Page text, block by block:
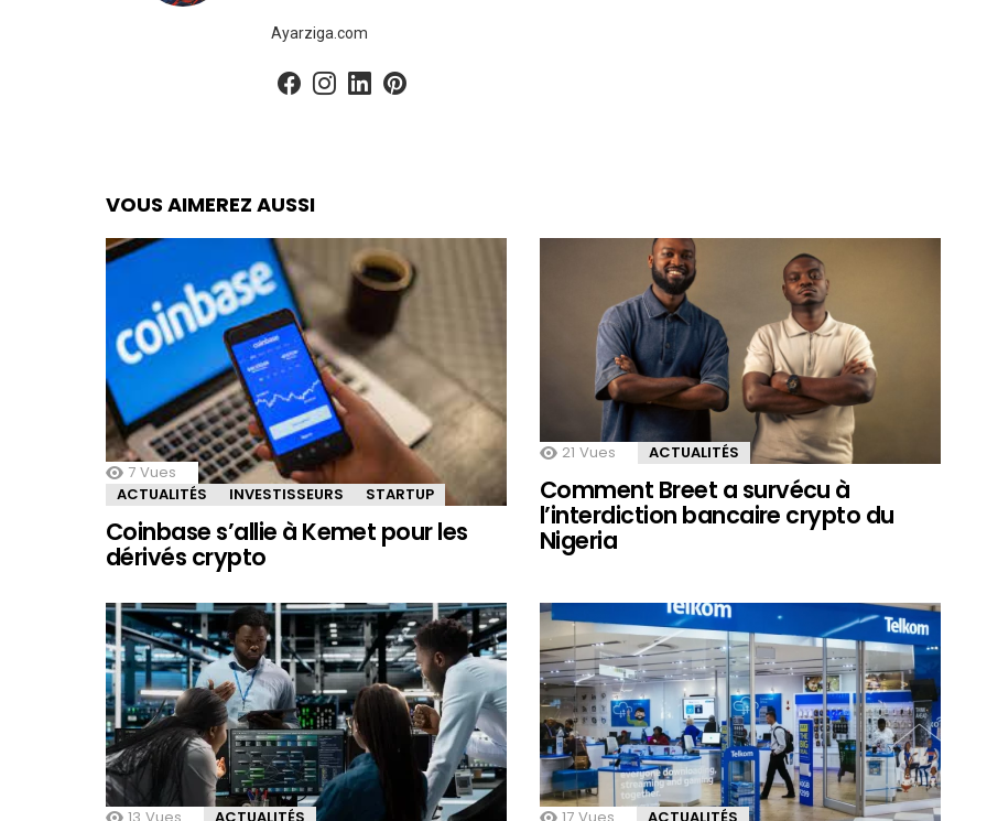
Ayarziga.com
facebookinstagram
linkedin
VOUS AIMEREZ AUSSI
7 Vues
ACTUALITÉS
INVESTISSEURS STARTUP
Coinbase s’allie à Kemet pour les
dérivés crypto
21 Vues ACTUALITÉS
Comment Breet a survécu à
l’interdiction bancaire crypto du
Nigeria
13 Vues ACTUALITÉS 17 Vues ACTUALITÉS